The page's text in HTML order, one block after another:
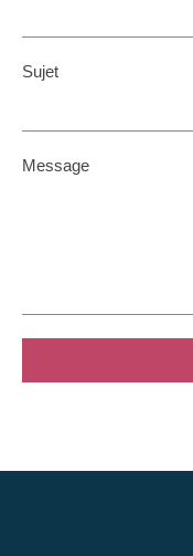
Sujet
Message